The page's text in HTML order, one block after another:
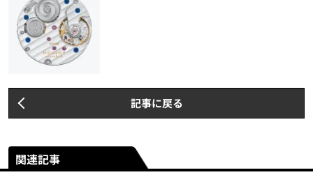
記事に戻る
関連記事